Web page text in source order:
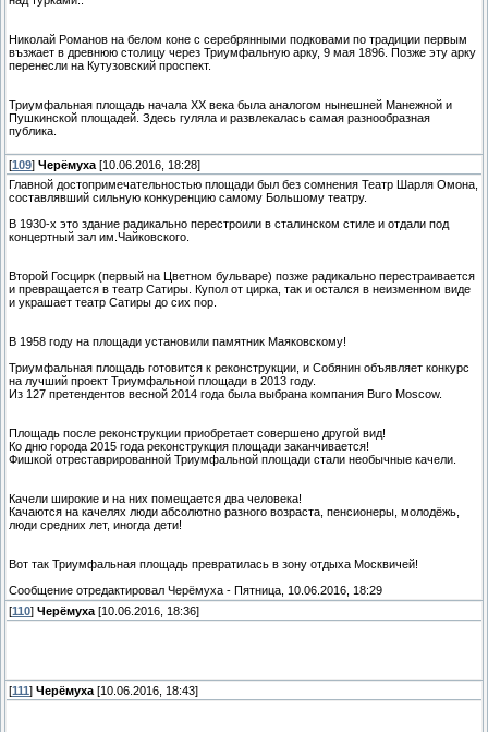
Николай Романов на белом коне с серебрянными подковами по традиции первым
възжает в древнюю столицу через Триумфальную арку, 9 мая 1896. Позже эту арку
перенесли на Кутузовский проспект.
Триумфальная площадь начала ХХ века была аналогом нынешней Манежной и
Пушкинской площадей. Здесь гуляла и развлекалась самая разнообразная
публика.
[109] Черёмуха [10.06.2016, 18:28]
Главной достопримечательностью площади был без сомнения Театр Шарля Омона,
составлявший сильную конкуренцию самому Большому театру.
В 1930-х это здание радикально перестроили в сталинском стиле и отдали под
концертный зал им.Чайковского.
Второй Госцирк (первый на Цветном бульваре) позже радикально перестраивается
и превращается в театр Сатиры. Купол от цирка, так и остался в неизменном виде
и украшает театр Сатиры до сих пор.
В 1958 году на площади установили памятник Маяковскому!
Триумфальная площадь готовится к реконструкции, и Собянин объявляет конкурс
на лучший проект Триумфальной площади в 2013 году.
Из 127 претендентов весной 2014 года была выбрана компания Buro Moscow.
Площадь после реконструкции приобретает совершено другой вид!
Ко дню города 2015 года реконструкция площади заканчивается!
Фишкой отреставрированной Триумфальной площади стали необычные качели.
Качели широкие и на них помещается два человека!
Качаются на качелях люди абсолютно разного возраста, пенсионеры, молодёжь,
люди средних лет, иногда дети!
Вот так Триумфальная площадь превратилась в зону отдыха Москвичей!
Сообщение отредактировал Черёмуха - Пятница, 10.06.2016, 18:29
[110] Черёмуха [10.06.2016, 18:36]
[111 ] Черёмуха [10.06.2016, 18:43]